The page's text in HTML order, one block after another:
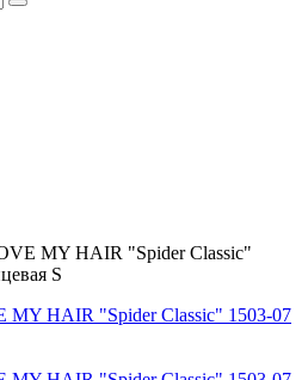
MY HAIR "Spider Classic"
S